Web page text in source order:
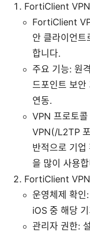
FortiClient
FortiClient
안 클라이언트
합니다.
주요 기능: 원
드포인트 보
연동.
VPN 프로토
VPN(/L2TP
반적으로 기
을 많이 사용
FortiClient VPN
운영체제 확
iOS 중 해당
관리자 권한: